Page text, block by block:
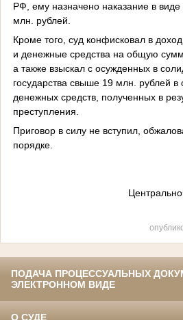
РФ, ему назначено наказание в
млн. рублей.
Кроме того, суд конфисковал в
и денежные средства на общую
а также взыскал с осужденных в
государства свыше 19 млн. рублей в
денежных средств, полученных в
преступления.
Приговор в силу не вступил,
порядке.
ПОДАЧА ПРОЦЕССУАЛЬНЫХ
ЭЛЕКТРОННОМ ВИДЕ
О СУДЕ